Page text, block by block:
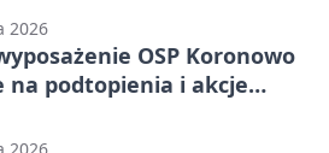
2026
OSP Koronowo
na podtopienia i akcje